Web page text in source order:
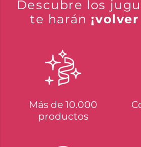
Descubre los
te harán
Más de 10.000
productos